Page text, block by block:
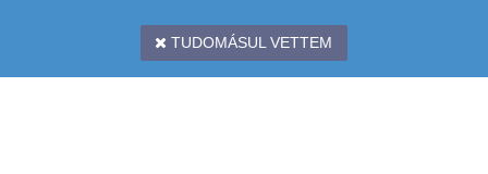
TUDOMÁSUL VETTEM